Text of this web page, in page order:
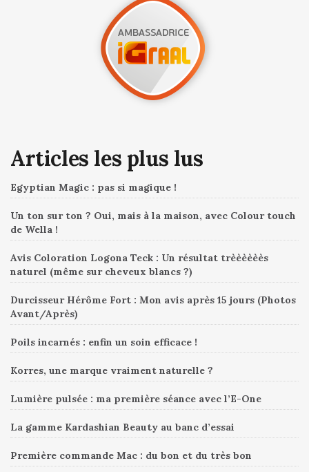
Articles les plus lus
Egyptian Magic : pas si magique !
Un ton sur ton ? Oui, mais à la maison, avec Colour touch
de Wella !
Avis Coloration Logona Teck : Un résultat trèèèèèès
naturel (même sur cheveux blancs ?)
Durcisseur Hérôme Fort : Mon avis après 15 jours (Photos
Avant/Après)
Poils incarnés : enfin un soin efficace !
Korres, une marque vraiment naturelle ?
Lumière pulsée : ma première séance avec l’E-One
La gamme Kardashian Beauty au banc d’essai
Première commande Mac : du bon et du très bon